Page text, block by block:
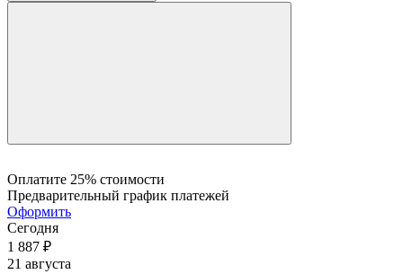
Оплатите 25% стоимости
Предварительный график платежей
Оформить
Сегодня
1 887 ₽
21 августа